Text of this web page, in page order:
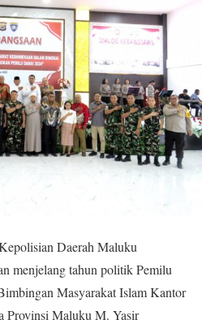
Daerah Maluku
menjelang tahun politik Pemilu
Masyarakat Islam Kantor
Provinsi Maluku M. Yasir